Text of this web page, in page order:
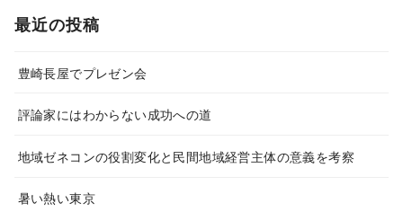
最近の投稿
豊崎長屋でプレゼン会
評論家にはわからない成功への道
地域ゼネコンの役割変化と民間地域経営主体の意義を考察
暑い熱い東京